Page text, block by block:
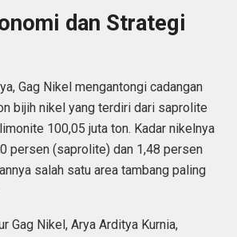
dan Strategi
Gag Nikel mengantongi cadangan
bijih nikel yang terdiri dari saprolite
100,05 juta ton. Kadar nikelnya
persen (saprolite) dan 1,48 persen
salah satu area tambang paling
Gag Nikel, Arya Arditya Kurnia,